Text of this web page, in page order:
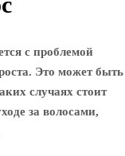
с проблемой
Это может быть
случаях стоит
за волосами,